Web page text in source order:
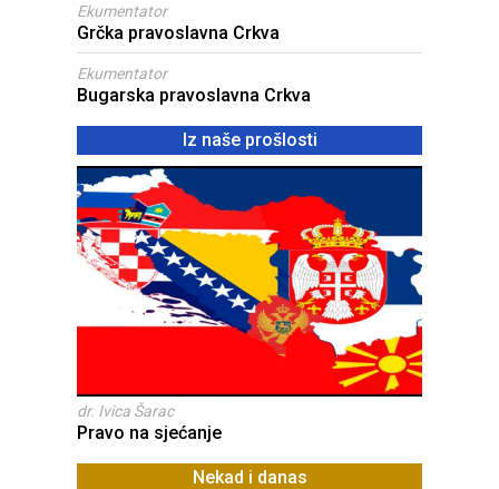
Ekumentator
Grčka pravoslavna Crkva
Ekumentator
Bugarska pravoslavna Crkva
Iz naše prošlosti
dr. Ivica Šarac
Pravo na sjećanje
Nekad i danas